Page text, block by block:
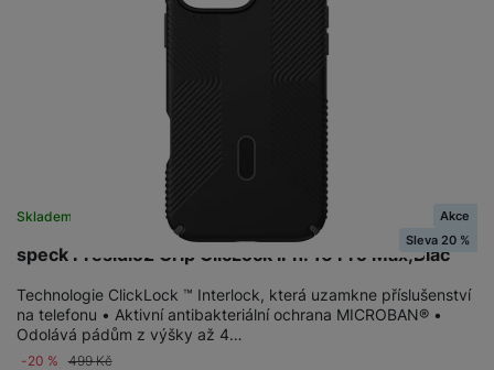
speck Presidio2 Grip ClicLock iPh. 16 Pro Max,Blac
Skladem na 1 prodejně
Akce
Sleva 20 %
Technologie ClickLock ™ Interlock, která uzamkne příslušenství
na telefonu • Aktivní antibakteriální ochrana MICROBAN® •
Odolává pádům z výšky až 4…
-20 % 499Kč